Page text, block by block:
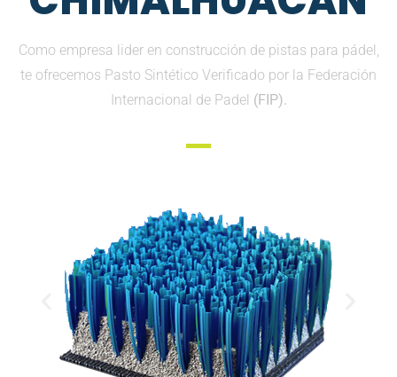
Como empresa lider en construcción de pistas para pádel,
te ofrecemos Pasto Sintético Verificado por la Federación
Internacional de Padel (FIP).